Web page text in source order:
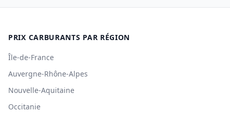
PRIX CARBURANTS PAR RÉGION
Île-de-France
Auvergne-Rhône-Alpes
Nouvelle-Aquitaine
Occitanie